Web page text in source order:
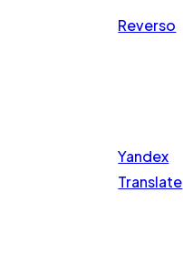
Reverso
Yandex
Translate